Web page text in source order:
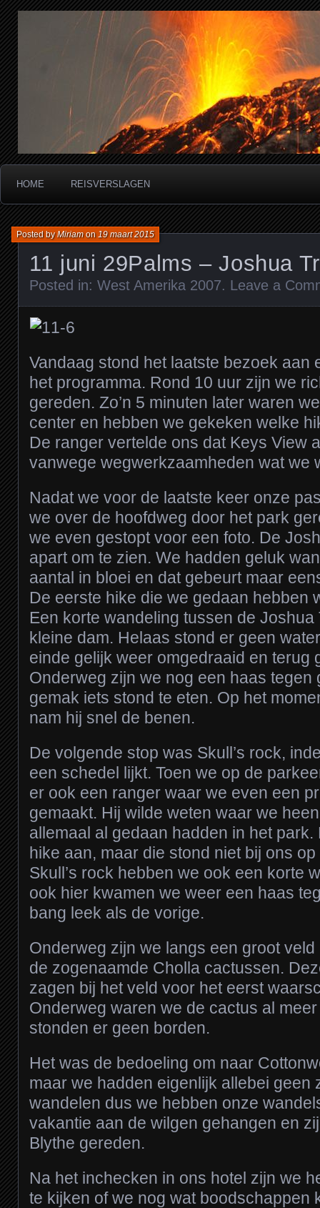
Miriam's reisverslagen
HOME REISVERSLAGEN
11 juni 29Palms – Joshua
Posted byMiriamon19 maart 2015
Posted in: West Amerika 2007. Leave a
Vandaag stond het laatste bezoek aan
het programma. Rond 10 uur zijn we
gereden. Zo’n 5 minuten later waren
center en hebben we gekeken welke
De ranger vertelde ons dat Keys View
vanwege wegwerkzaamheden wat we
Nadat we voor de laatste keer onze
we over de hoofdweg door het park
we even gestopt voor een foto. De
apart om te zien. We hadden geluk
aantal in bloei en dat gebeurt maar
De eerste hike die we gedaan hebben
Een korte wandeling tussen de
kleine dam. Helaas stond er geen
einde gelijk weer omgedraaid en terug
Onderweg zijn we nog een haas tegen
gemak iets stond te eten. Op het
nam hij snel de benen.
De volgende stop was Skull’s rock,
een schedel lijkt. Toen we op de
er ook een ranger waar we even een
gemaakt. Hij wilde weten waar we
allemaal al gedaan hadden in het
hike aan, maar die stond niet bij ons
Skull’s rock hebben we ook een korte
ook hier kwamen we weer een haas
bang leek als de vorige.
Onderweg zijn we langs een groot
de zogenaamde Cholla cactussen.
zagen bij het veld voor het eerst
Onderweg waren we de cactus al
stonden er geen borden.
Het was de bedoeling om naar
maar we hadden eigenlijk allebei geen
wandelen dus we hebben onze
vakantie aan de wilgen gehangen en
Blythe gereden.
Na het inchecken in ons hotel zijn we
te kijken of we nog wat boodschappen